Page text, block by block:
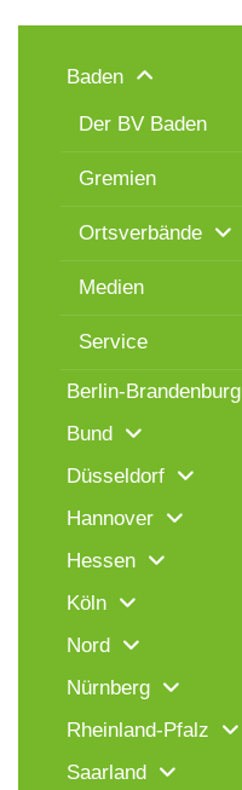
Baden
Der BV Baden
Gremien
Ortsverbände
Medien
Service
Berlin-Brandenburg
Bund
Düsseldorf
Hannover
Hessen
Köln
Nord
Nürnberg
Rheinland-Pfalz
Saarland